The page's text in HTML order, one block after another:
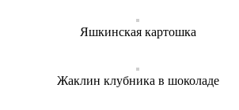
Яшкинская картошка
Жаклин клубника в шоколаде